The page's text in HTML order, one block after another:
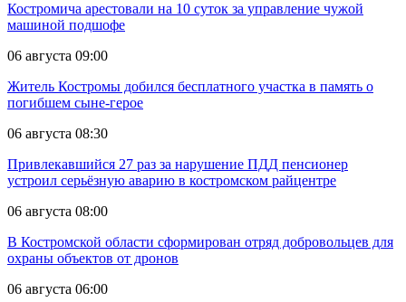
Костромича арестовали на 10 суток за управление чужой
машиной подшофе
06 августа 09:00
Житель Костромы добился бесплатного участка в память о
погибшем сыне-герое
06 августа 08:30
Привлекавшийся 27 раз за нарушение ПДД пенсионер
устроил серьёзную аварию в костромском райцентре
06 августа 08:00
В Костромской области сформирован отряд добровольцев для
охраны объектов от дронов
06 августа 06:00